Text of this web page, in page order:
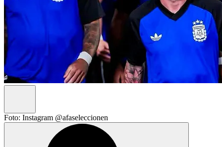
Foto: Instagram @afaseleccionen